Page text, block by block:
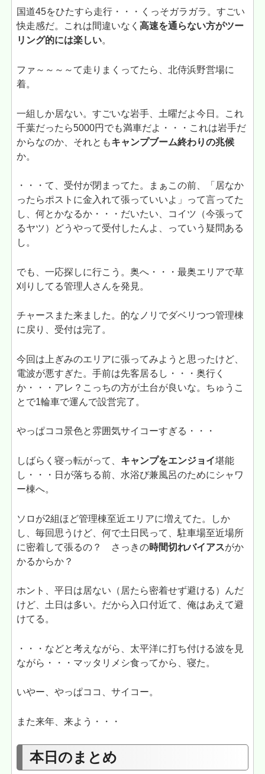
国道45をひたすら走行・・・くっそガラガラ。すごい
快走感だ。これは間違いなく高速を通らない方がツー
リング的には楽しい。
ファ～～～～て走りまくってたら、北侍浜野営場に
着。
一組しか居ない。すごいな岩手、土曜だよ今日。これ
千葉だったら5000円でも満車だよ・・・これは岩手だ
からなのか、それともキャンプブーム終わりの兆候
か。
・・・て、受付が閉まってた。まぁこの前、「居なか
ったらポストに金入れて張っていいよ」って言ってた
し、何とかなるか・・・だいたい、コイツ（今張って
るヤツ）どうやって受付したんよ、っていう疑問ある
し。
でも、一応探しに行こう。奥へ・・・最奥エリアで草
刈りしてる管理人さんを発見。
チャースまた来ました。的なノリでダベリつつ管理棟
に戻り、受付は完了。
今回は上ぎみのエリアに張ってみようと思ったけど、
電波が悪すぎた。手前は先客居るし・・・奥行く
か・・・アレ？こっちの方が土台が良いな。ちゅうこ
とで1輪車で運んで設営完了。
やっぱココ景色と雰囲気サイコーすぎる・・・
しばらく寝っ転がって、 キャンプをエンジョイ堪能
し・・・日が落ちる前、水浴び兼風呂のためにシャワ
ー棟へ。
ソロが2組ほど管理棟至近エリアに増えてた。しか
し、毎回思うけど、何で土日民って、駐車場至近場所
に密着して張るの？ さっきの時間切れバイアスがか
かるからか？
ホント、平日は居ない（居たら密着せず避ける）んだ
けど、土日は多い。だから入口付近て、俺はあえて避
けてる。
・・・などと考えながら、太平洋に打ち付ける波を見
ながら・・・マッタリメシ食ってから、寝た。
いやー、やっぱココ、サイコー。
また来年、来よう・・・
本日のまとめ